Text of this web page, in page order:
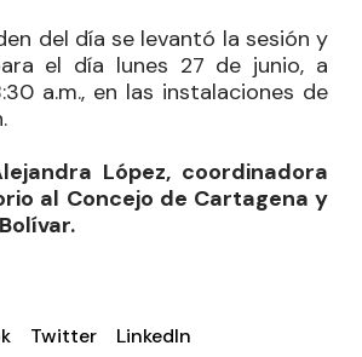
del día se levantó la sesión y
el día lunes 27 de junio, a
a.m., en las instalaciones de
López, coordinadora
al Concejo de Cartagena y
Twitter LinkedIn